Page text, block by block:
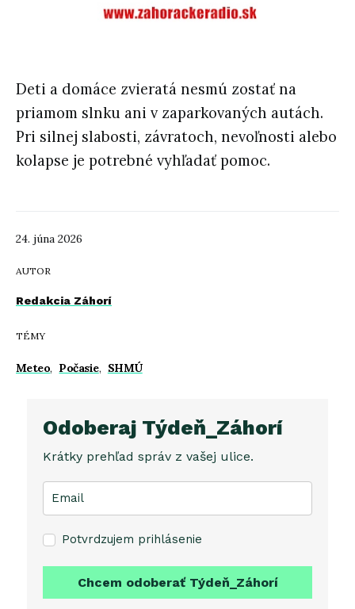
24. júna 2026
AUTOR
Redakcia Záhorí
TÉMY
Meteo, Počasie, SHMÚ
Deti a domáce zvieratá nesmú zostať na
priamom slnku ani v zaparkovaných autách.
Pri silnej slabosti, závratoch, nevoľnosti alebo
kolapse je potrebné vyhľadať pomoc.
Odoberaj Týdeň_Záhorí
Krátky prehľad správ z vašej ulice.
Potvrdzujem prihlásenie
Chcem odoberať Týdeň_Záhorí